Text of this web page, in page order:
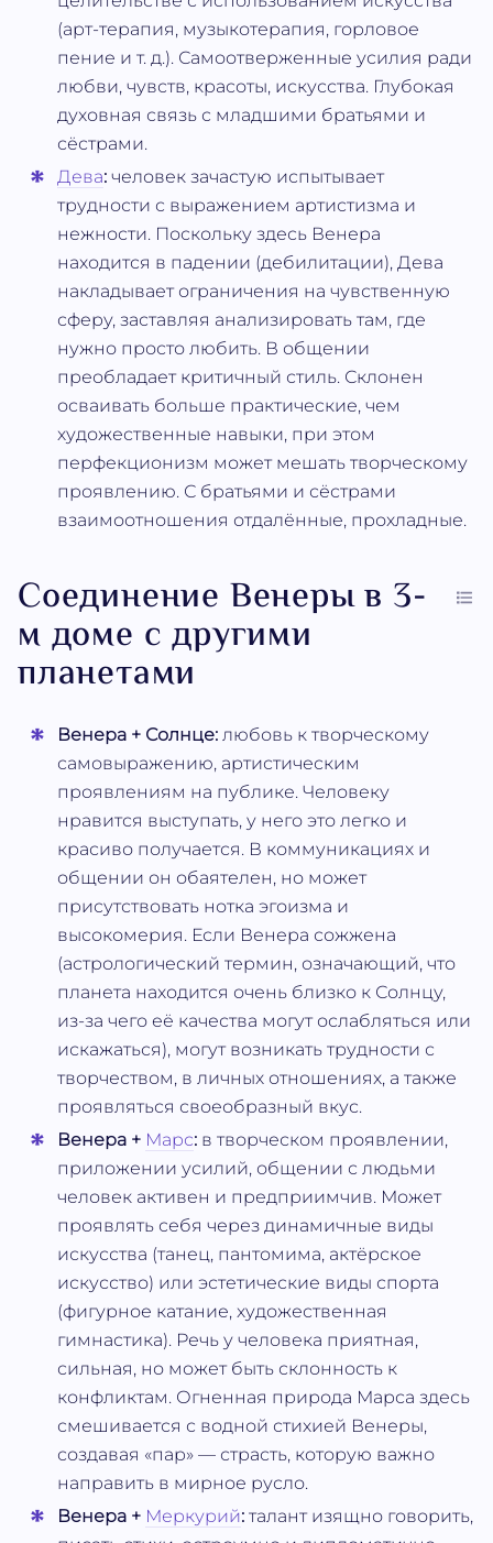
(арт-терапия, музыкотерапия, горловое
пение и т. д.). Самоотверженные усилия ради
любви, чувств, красоты, искусства. Глубокая
духовная связь с младшими братьями и
сёстрами.
Дева: человек зачастую испытывает
трудности с выражением артистизма и
нежности. Поскольку здесь Венера
находится в падении (дебилитации), Дева
накладывает ограничения на чувственную
сферу, заставляя анализировать там, где
нужно просто любить. В общении
преобладает критичный стиль. Склонен
осваивать больше практические, чем
художественные навыки, при этом
перфекционизм может мешать творческому
проявлению. С братьями и сёстрами
взаимоотношения отдалённые, прохладные.
Соединение Венеры в 3-
м доме с другими
планетами
Венера + Солнце: любовь к творческому
самовыражению, артистическим
проявлениям на публике. Человеку
нравится выступать, у него это легко и
красиво получается. В коммуникациях и
общении он обаятелен, но может
присутствовать нотка эгоизма и
высокомерия. Если Венера сожжена
(астрологический термин, означающий, что
планета находится очень близко к Солнцу,
из-за чего её качества могут ослабляться или
искажаться), могут возникать трудности с
творчеством, в личных отношениях, а также
проявляться своеобразный вкус.
Венера + Марс: в творческом проявлении,
приложении усилий, общении с людьми
человек активен и предприимчив. Может
проявлять себя через динамичные виды
искусства (танец, пантомима, актёрское
искусство) или эстетические виды спорта
(фигурное катание, художественная
гимнастика). Речь у человека приятная,
сильная, но может быть склонность к
конфликтам. Огненная природа Марса здесь
смешивается с водной стихией Венеры,
создавая «пар» — страсть, которую важно
направить в мирное русло.
Венера + Меркурий: талант изящно говорить,